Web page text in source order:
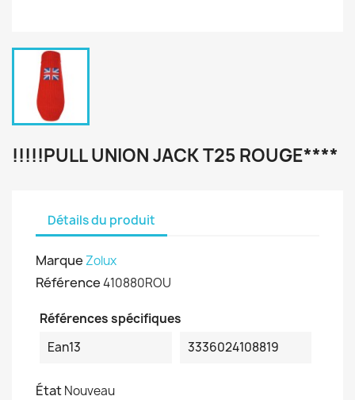
!!!!!PULL UNION JACK T25 ROUGE****
Détails du produit
Marque Zolux
Référence410880ROU
Références spécifiques
Ean13
3336024108819
ÉtatNouveau